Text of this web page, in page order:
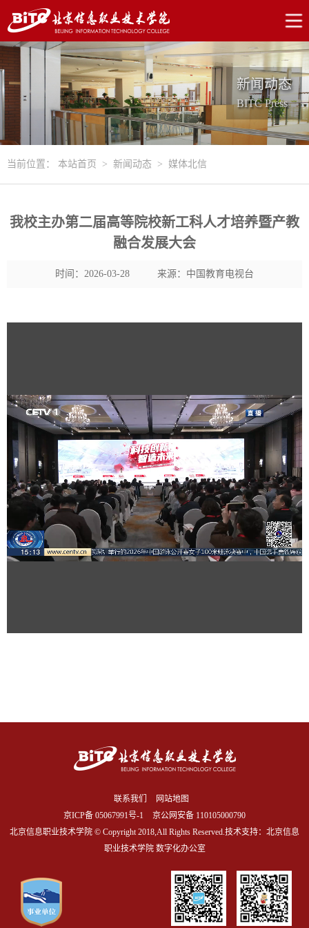
新闻动态
BITC Press
当前位置： 本站首页 > 新闻动态 > 媒体北信
我校主办第二届高等院校新工科人才培养暨产教
融合发展大会
时间：2026-03-28 来源：中国教育电视台
联系我们
网站地图
京ICP备 05067991号-1
京公网安备 110105000790
北京信息职业技术学院 © Copyright 2018,All Rights Reserved.技术支持：北京信息
职业技术学院 数字化办公室